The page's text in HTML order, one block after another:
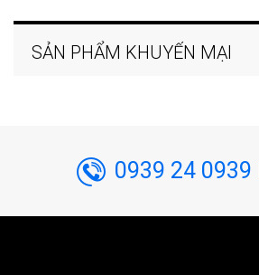
SẢN PHẨM KHUYẾN MẠI
0939 24 0939